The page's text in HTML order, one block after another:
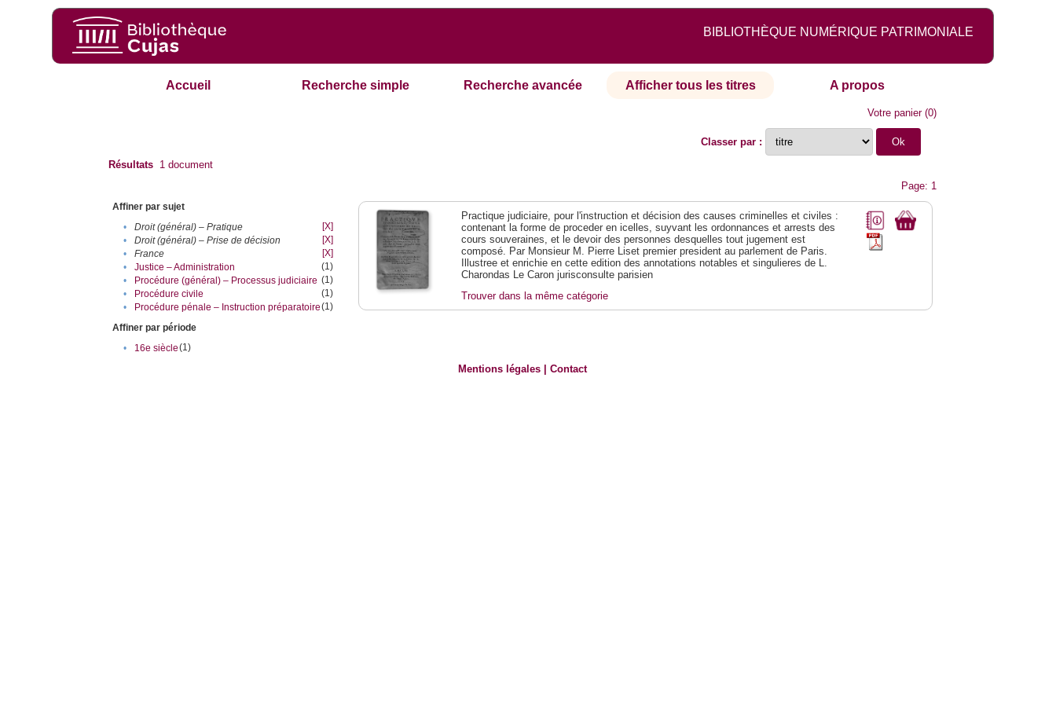
BIBLIOTHÈQUE NUMÉRIQUE PATRIMONIALE
Accueil Recherche simple Recherche avancée Afficher tous les titres A propos
Votre panier(0)
Classer par :
Résultats 1 document
Page: 1
Affiner par sujet
•
Droit (général) – Pratique
[X]
•
Droit (général) – Prise de décision
[X]
•
France
[X]
•
Justice – Administration
(1)
•
Procédure (général) – Processus judiciaire (1)
•
Procédure civile
(1)
•
Procédure pénale – Instruction préparatoire(1)
Affiner par période
•
16e siècle(1)
Practique judiciaire, pour l'instruction et décision des causes criminelles et civiles :
contenant la forme de proceder en icelles, suyvant les ordonnances et arrests des
cours souveraines, et le devoir des personnes desquelles tout jugement est
composé. Par Monsieur M. Pierre Liset premier president au parlement de Paris.
Illustree et enrichie en cette edition des annotations notables et singulieres de L.
Charondas Le Caron jurisconsulte parisien
Trouver dans la même catégorie
Mentions légales |Contact